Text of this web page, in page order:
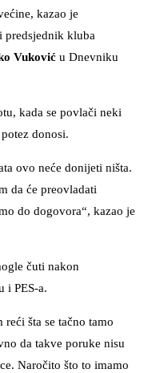
kazao je
predsjednik kluba
Vuković u Dnevniku
kada se povlači neki
donosi.
ovo neće donijeti ništa.
da će preovladati
do dogovora“, kazao je
čuti nakon
i PES-a.
reći šta se tačno tamo
da takve poruke nisu
Naročito što to imamo